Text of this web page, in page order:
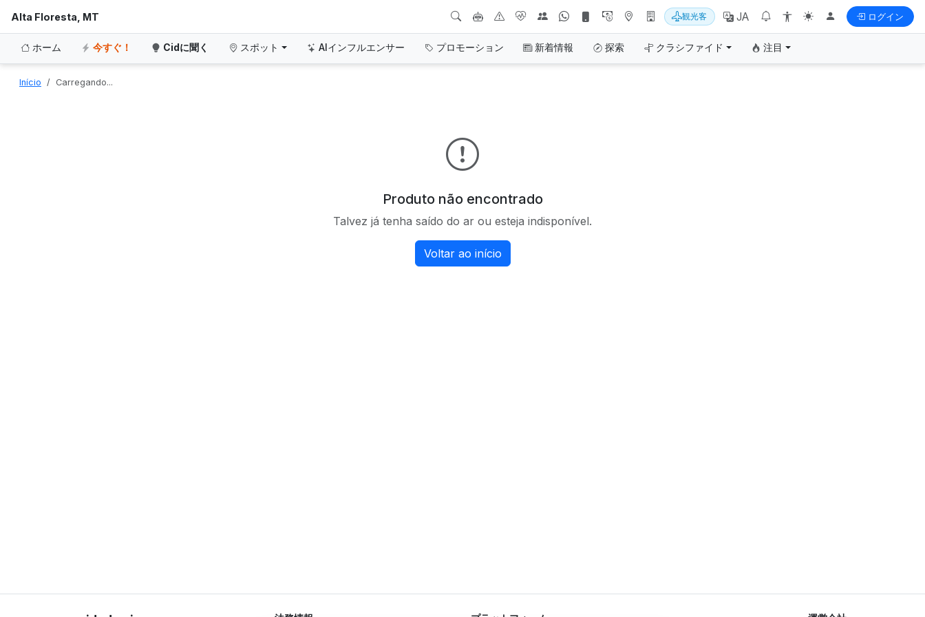
Alta Floresta, MT 観光客 JA ログイン
ホーム 今すぐ！ Cidに聞く スポット AIインフルエンサー プロモーション 新着情報 探索 クラシファイド 注目
Início Carregando...
Produto não encontrado
Talvez já tenha saído do ar ou esteja indisponível.
Voltar ao início